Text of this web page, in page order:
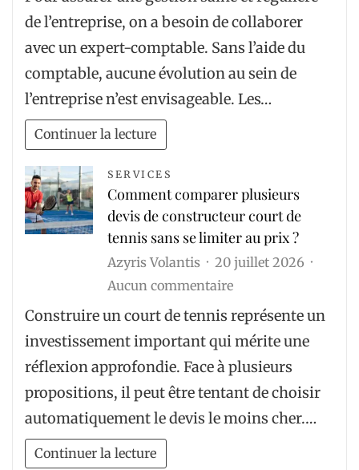
sont
missions
d’un
commissaire
une
entreprise
?
de l’entreprise, on a besoin de collaborer
avec un expert-comptable. Sans l’aide du
comptable, aucune évolution au sein de
l’entreprise n’est envisageable. Les…
Continuer la lecture
SERVICES
Comment comparer plusieurs
devis de constructeur court de
tennis sans se limiter au prix ?
Azyris Volantis
20 juillet 2026
Aucun commentairesur
Comment
comparer
devis
de
constructeur
Construire un court de tennis représente un
investissement important qui mérite une
réflexion approfondie. Face à plusieurs
propositions, il peut être tentant de choisir
automatiquement le devis le moins cher.…
Continuer la lecture